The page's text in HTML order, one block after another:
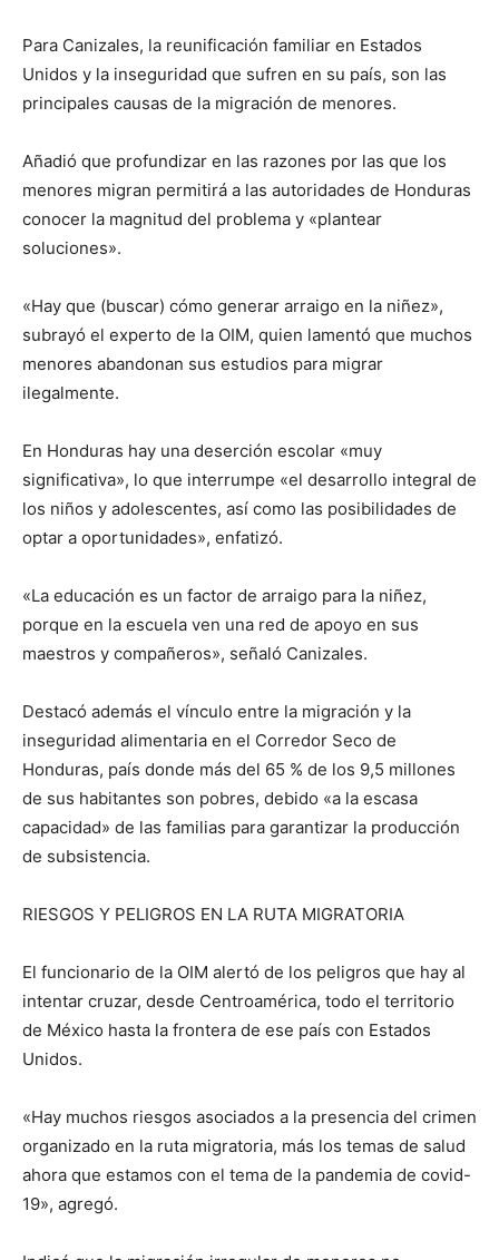
Para Canizales, la reunificación familiar en Estados
Unidos y la inseguridad que sufren en su país, son las
principales causas de la migración de menores.
Añadió que profundizar en las razones por las que los
menores migran permitirá a las autoridades de Honduras
conocer la magnitud del problema y «plantear
soluciones».
«Hay que (buscar) cómo generar arraigo en la niñez»,
subrayó el experto de la OIM, quien lamentó que muchos
menores abandonan sus estudios para migrar
ilegalmente.
En Honduras hay una deserción escolar «muy
significativa», lo que interrumpe «el desarrollo integral de
los niños y adolescentes, así como las posibilidades de
optar a oportunidades», enfatizó.
«La educación es un factor de arraigo para la niñez,
porque en la escuela ven una red de apoyo en sus
maestros y compañeros», señaló Canizales.
Destacó además el vínculo entre la migración y la
inseguridad alimentaria en el Corredor Seco de
Honduras, país donde más del 65 % de los 9,5 millones
de sus habitantes son pobres, debido «a la escasa
capacidad» de las familias para garantizar la producción
de subsistencia.
RIESGOS Y PELIGROS EN LA RUTA MIGRATORIA
El funcionario de la OIM alertó de los peligros que hay al
intentar cruzar, desde Centroamérica, todo el territorio
de México hasta la frontera de ese país con Estados
Unidos.
«Hay muchos riesgos asociados a la presencia del crimen
organizado en la ruta migratoria, más los temas de salud
ahora que estamos con el tema de la pandemia de covid-
19», agregó.